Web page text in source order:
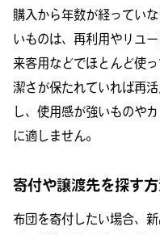
購入から年数が経ってい
いものは、再利用やリユ
来客用などでほとんど使
潔さが保たれていれば再
し、使用感が強いものや
に適しません。
寄付や譲渡先を探す
布団を寄付したい場合、